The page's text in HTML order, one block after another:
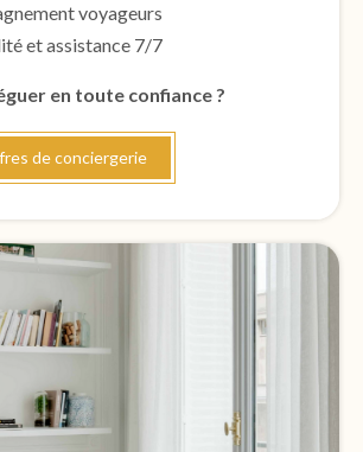
voyageurs
et assistance 7/7
en toute confiance ?
de conciergerie